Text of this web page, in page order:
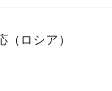
ロシア）